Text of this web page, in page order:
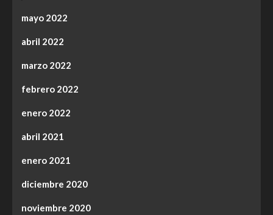
mayo 2022
abril 2022
marzo 2022
febrero 2022
enero 2022
abril 2021
enero 2021
diciembre 2020
noviembre 2020